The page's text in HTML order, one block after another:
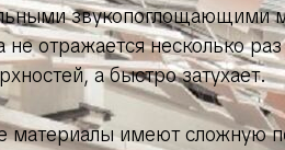
звукопоглощающими
отражается несколько раз
а быстро затухает.
материалы имеют сложную